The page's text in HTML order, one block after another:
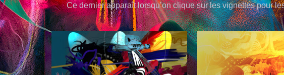
Ce dernier apparaît lorsqu’on clique sur les vignettes pour